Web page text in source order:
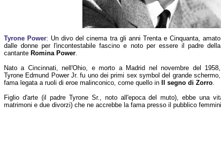
Tyrone Power: Un divo del cinema tra gli anni Trenta e Cinquanta, amato
dalle donne per l'incontestabile fascino e noto per essere il padre della
cantante Romina Power.
Nato a Cincinnati, nell'Ohio, e morto a Madrid nel novembre del 1958,
Tyrone Edmund Power Jr. fu uno dei primi sex symbol del grande schermo,
fama legata a ruoli di eroe malinconico, come quello in
Il segno di Zorro.
Figlio d'arte (il padre Tyrone Sr., noto all'epoca del muto), ebbe una
matrimoni e due divorzi) che ne accrebbe la fama presso il pubblico